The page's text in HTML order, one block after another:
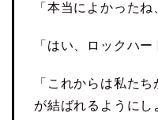
「本当によかった
「はい、ロックハー
「これからは私た
が結ばれるようにし